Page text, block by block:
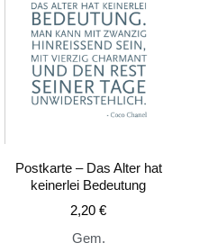
Postkarte – Das Alter hat
keinerlei Bedeutung
2,20€
Gem.